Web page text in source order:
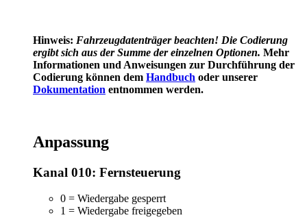
Hinweis: Fahrzeugdatenträgerbeachten! Die Codierung
ergibt sich aus der Summe der einzelnen Optionen. Mehr
Informationen und Anweisungen zur Durchführung der
Codierung können dem Handbuch oder unserer
Dokumentation entnommen werden.
Anpassung
Kanal 010: Fernsteuerung
0 = Wiedergabe gesperrt
1 = Wiedergabe freigegeben